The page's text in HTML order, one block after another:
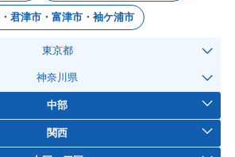
君津市・富津市・袖ケ浦市
東京都
神奈川県
中部
関西